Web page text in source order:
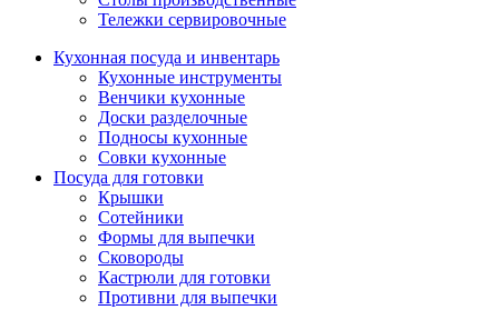
Тележки сервировочные
Кухонная посуда и инвентарь
Кухонные инструменты
Венчики кухонные
Доски разделочные
Подносы кухонные
Совки кухонные
Посуда для готовки
Крышки
Сотейники
Формы для выпечки
Сковороды
Кастрюли для готовки
Противни для выпечки